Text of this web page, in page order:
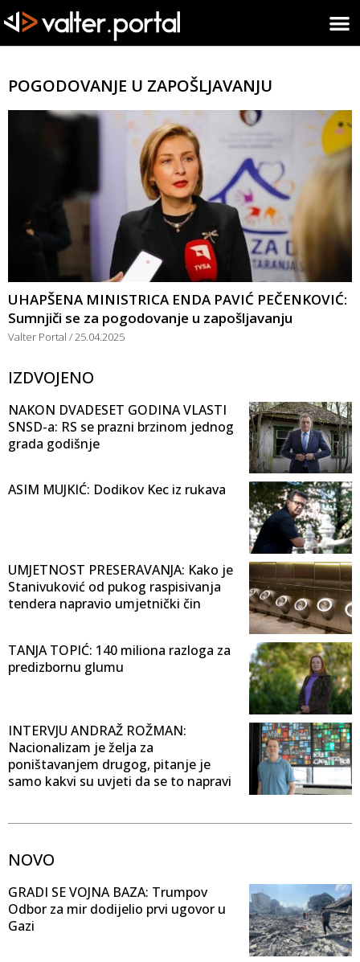
POGODOVANJE U ZAPOŠLJAVANJU
UHAPŠENA MINISTRICA ENDA PAVIĆ PEČENKOVIĆ:
Sumnjiči se za pogodovanje u zapošljavanju
Valter Portal 25.04.2025
IZDVOJENO
NAKON DVADESET GODINA VLASTI
SNSD-a: RS se prazni brzinom jednog
grada godišnje
ASIM MUJKIĆ: Dodikov Kec iz rukava
UMJETNOST PRESERAVANJA: Kako je
Stanivuković od pukog raspisivanja
tendera napravio umjetnički čin
TANJA TOPIĆ: 140 miliona razloga za
predizbornu glumu
INTERVJU ANDRAŽ ROŽMAN:
Nacionalizam je želja za
poništavanjem drugog, pitanje je
samo kakvi su uvjeti da se to napravi
NOVO
GRADI SE VOJNA BAZA: Trumpov
Odbor za mir dodijelio prvi ugovor u
Gazi